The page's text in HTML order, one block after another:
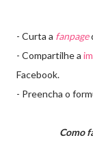
- Curta a fanpage
- Compartilhe a
Facebook.
- Preencha o
Como